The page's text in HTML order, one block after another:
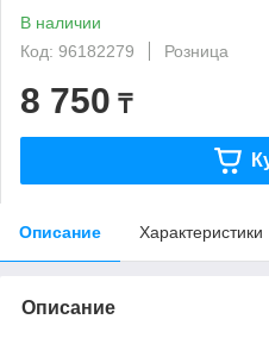
В наличии
Код: 96182279
Розница
8 750 ₸
Описание Характеристики
Описание